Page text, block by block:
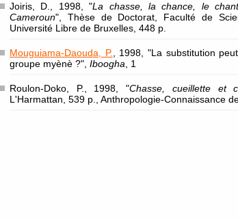
Joiris, D., 1998, "La chasse, la chance, le
Cameroun", Thèse de Doctorat, Faculté de
Université Libre de Bruxelles, 448 p.
Mouguiama-Daouda, P.
, 1998, "La substitution
groupe myènè ?", Iboogha , 1
Roulon-Doko, P., 1998, "Chasse, cueillette et
L'Harmattan, 539 p., Anthropologie-Connaissance